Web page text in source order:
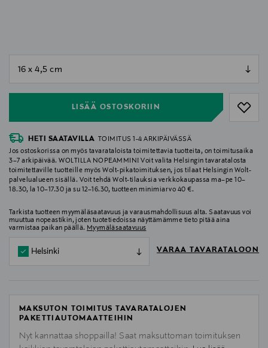
LISÄÄ OSTOSKORIIN
HETI SAATAVILLA
TOIMITUS 1-4 ARKIPÄIVÄSSÄ
Jos ostoskorissa on myös tavarataloista toimitettavia tuotteita, on toimitusaika
3–7 arkipäivää. WOLTILLA NOPEAMMIN! Voit valita Helsingin tavaratalosta
toimitettaville tuotteille myös Wolt-pikatoimituksen, jos tilaat Helsingin Wolt-
palvelualueen sisällä. Voit tehdä Wolt-tilauksia verkkokaupassa ma–pe 10–
18.30, la 10–17.30 ja su 12–16.30, tuotteen minimiarvo 40 €.
Tarkista tuotteen myymäläsaatavuus ja varausmahdollisuus alta. Saatavuus voi
muuttua nopeastikin, joten tuotetiedoissa näyttämämme tieto pitää aina
varmistaa paikan päällä. Myymäläsaatavuus
Helsinki VARAA TAVARATALOON
MAKSUTON TOIMITUS TAVARATALOJEN
PAKETTIAUTOMAATTEIHIN
Nyt kannattaa shoppailla! Saat maksuttoman toimituksen